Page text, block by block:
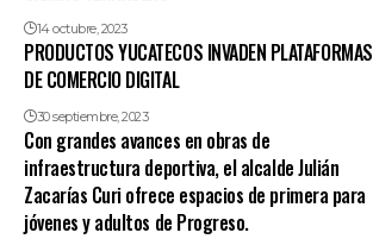
14 octubre, 2023
PRODUCTOS YUCATECOS INVADEN PLATAFORMAS
DE COMERCIO DIGITAL
30 septiembre, 2023
Con grandes avances en obras de
infraestructura deportiva, el alcalde Julián
Zacarías Curi ofrece espacios de primera para
jóvenes y adultos de Progreso.